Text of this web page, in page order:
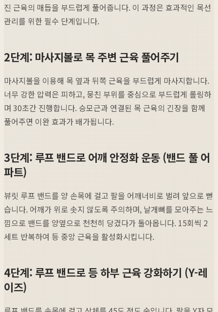
진 근육의 매듭을 부드럽게 풀어줍니다. 이 과정은 효과적인 목선
관리를 위한 필수 단계입니다.
2단계: 마사지볼로 목 주변 근육 풀어주기
마사지볼을 이용해 목 옆과 뒤쪽 근육을 부드럽게 마사지합니다.
너무 강한 압력은 피하고, 뭉친 부위를 중심으로 부드럽게 롤링하
며 30초간 진행합니다. 승모근과 연결된 목 근육의 긴장을 함께
풀어주면 이완 효과가 배가됩니다.
3단계: 루프 밴드로 어깨 안정화 운동 (밴드 풀 어
파트)
뷰릿 루프 밴드를 양 손목에 걸고 팔을 어깨너비로 벌려 앞으로 뻗
습니다. 어깨가 위로 솟지 않도록 주의하며, 날개뼈를 모아주는 느
낌으로 밴드를 양옆으로 천천히 당겼다가 돌아옵니다. 15회씩 2
세트 반복하여 등 중앙 근육을 활성화시킵니다.
4단계: 루프 밴드로 등 하부 근육 강화하기 (Y-레
이즈)